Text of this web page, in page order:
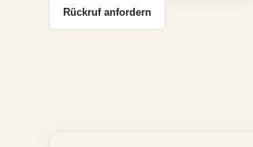
Rückruf anfordern